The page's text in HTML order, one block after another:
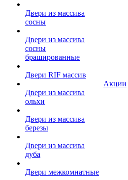
Двери из массива
сосны
Двери из массива
сосны
брашированные
Двери RIF массив
Двери из массива
ольхи
Двери из массива
березы
Двери из массива
дуба
Двери межкомнатные
Акции